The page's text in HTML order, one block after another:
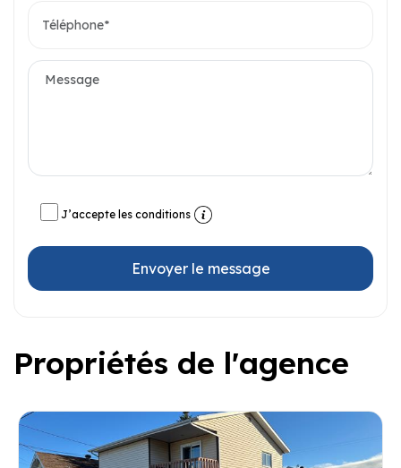
J’accepte les conditions
Envoyer le message
Propriétés de l'agence